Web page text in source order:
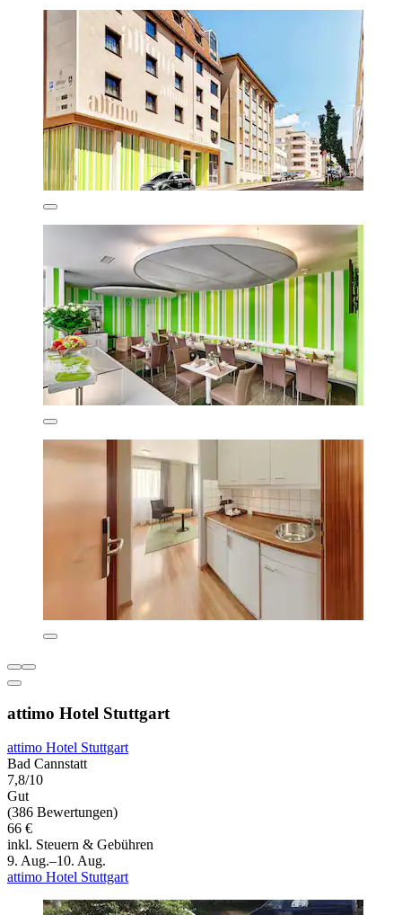
attimo Hotel Stuttgart
attimo Hotel Stuttgart
Bad Cannstatt
7,8/10
Gut
(386 Bewertungen)
66 €
inkl. Steuern & Gebühren
9. Aug.–10. Aug.
attimo Hotel Stuttgart